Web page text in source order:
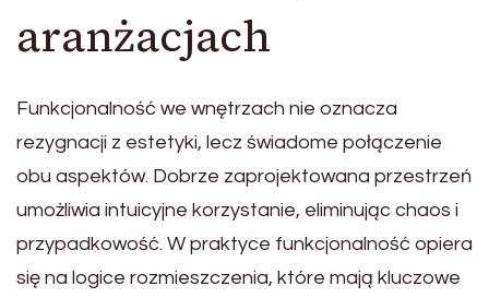
aranżacjach
Funkcjonalność we wnętrzach nie oznacza
rezygnacji z estetyki, lecz świadome połączenie
obu aspektów. Dobrze zaprojektowana przestrzeń
umożliwia intuicyjne korzystanie, eliminując chaos i
przypadkowość. W praktyce funkcjonalność opiera
się na logice rozmieszczenia, które mają kluczowe